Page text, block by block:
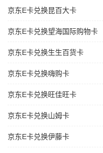
京东E卡兑换昆百大卡
京东E卡兑换望海国际购物卡
京东E卡兑换生生百货卡
京东E卡兑换嗨购卡
京东E卡兑换旺佳旺卡
京东E卡兑换山姆卡
京东E卡兑换伊藤卡